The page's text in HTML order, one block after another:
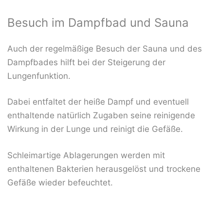
Besuch im Dampfbad und Sauna
Auch der regelmäßige Besuch der Sauna und des
Dampfbades hilft bei der Steigerung der
Lungenfunktion.
Dabei entfaltet der heiße Dampf und eventuell
enthaltende natürlich Zugaben seine reinigende
Wirkung in der Lunge und reinigt die Gefäße.
Schleimartige Ablagerungen werden mit
enthaltenen Bakterien herausgelöst und trockene
Gefäße wieder befeuchtet.